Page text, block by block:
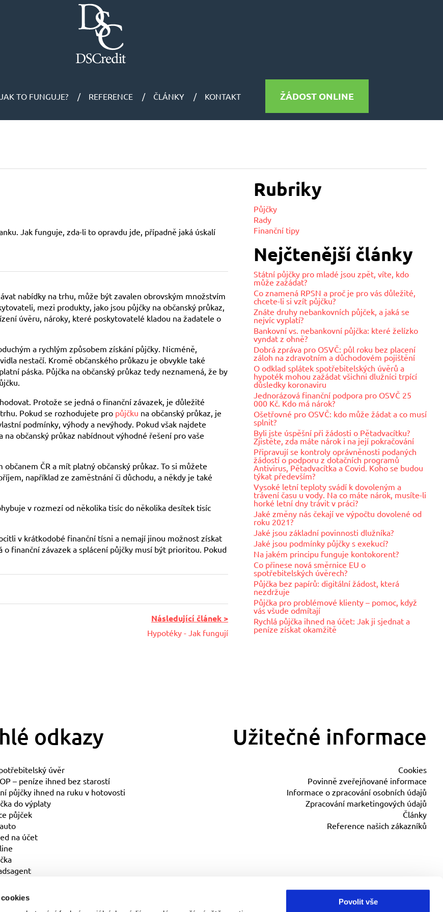
Povolit vše
JAK TO FUNGUJE? REFERENCE ČLÁNKY KONTAKT ŽÁDOST ONLINE
Jak funguje, zda-li to opravdu jde, případně jaká úskalí
nabídky na trhu, může být zavalen obrovským množstvím
mezi produkty, jako jsou půjčky na občanský průkaz,
úvěru, nároky, které poskytovatelé kladou na žadatele o
a rychlým způsobem získání půjčky. Nicméně,
nestačí. Kromě občanského průkazu je obvykle také
páska. Půjčka na občanský průkaz tedy neznamená, že by
Protože se jedná o finanční závazek, je důležité
Pokud se rozhodujete pro půjčku na občanský průkaz, je
podmínky, výhody a nevýhody. Pokud však najdete
občanský průkaz nabídnout výhodné řešení pro vaše
ČR a mít platný občanský průkaz. To si můžete
například ze zaměstnání či důchodu, a někdy je také
v rozmezí od několika tisíc do několika desítek tisíc
v krátkodobé finanční tísni a nemají jinou možnost získat
finanční závazek a splácení půjčky musí být prioritou. Pokud
Následující článek >
Hypotéky - Jak fungují
Rubriky
Půjčky
Rady
Finanční tipy
Nejčtenější články
Státní půjčky pro mladé jsou zpět, víte, kdo
může zažádat?
Co znamená RPSN a proč je pro vás důležité,
chcete-li si vzít půjčku?
Znáte druhy nebankovních půjček, a jaká se
nejvíc vyplatí?
Bankovní vs. nebankovní půjčka: které želízko
vyndat z ohně?
Dobrá zpráva pro OSVČ: půl roku bez placení
záloh na zdravotním a důchodovém pojištění
O odklad splátek spotřebitelských úvěrů a
hypoték mohou zažádat všichni dlužníci trpící
důsledky koronaviru
Jednorázová finanční podpora pro OSVČ 25
000 Kč. Kdo má nárok?
Ošetřovné pro OSVČ: kdo může žádat a co musí
splnit?
Byli jste úspěšní při žádosti o Pětadvacítku?
Zjistěte, zda máte nárok i na její pokračování
Připravují se kontroly oprávněnosti podaných
žádostí o podporu z dotačních programů
Antivirus, Pětadvacítka a Covid. Koho se budou
týkat především?
Vysoké letní teploty svádí k dovoleným a
trávení času u vody. Na co máte nárok, musíte-li
horké letní dny trávit v práci?
Jaké změny nás čekají ve výpočtu dovolené od
roku 2021?
Jaké jsou základní povinnosti dlužníka?
Jaké jsou podmínky půjčky s exekucí?
Na jakém principu funguje kontokorent?
Co přinese nová směrnice EU o
spotřebitelských úvěrech?
Půjčka bez papírů: digitální žádost, která
nezdržuje
Půjčka pro problémové klienty – pomoc, když
vás všude odmítají
Rychlá půjčka ihned na účet: Jak ji sjednat a
peníze získat okamžitě
odkazy
úvěr
– peníze ihned bez starostí
půjčky ihned na ruku v hotovosti
do výplaty
půjček
na účet
Užitečné informace
Cookies
Povinně zveřejňované informace
Informace o zpracování osobních údajů
Zpracování marketingových údajů
Články
Reference našich zákazníků